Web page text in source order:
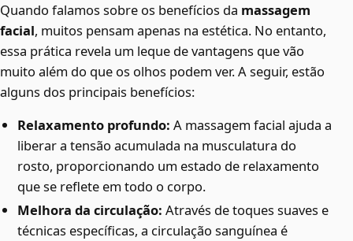
Quando falamos sobre os benefícios da massagem
facial, muitos pensam apenas na estética. No entanto,
essa prática revela um leque de vantagens que vão
muito além do que os olhos podem ver. A seguir, estão
alguns dos principais benefícios:
Relaxamento profundo: A massagem facial ajuda a
liberar a tensão acumulada na musculatura do
rosto, proporcionando um estado de relaxamento
que se reflete em todo o corpo.
Melhora da circulação: Através de toques suaves e
técnicas específicas, a circulação sanguínea é